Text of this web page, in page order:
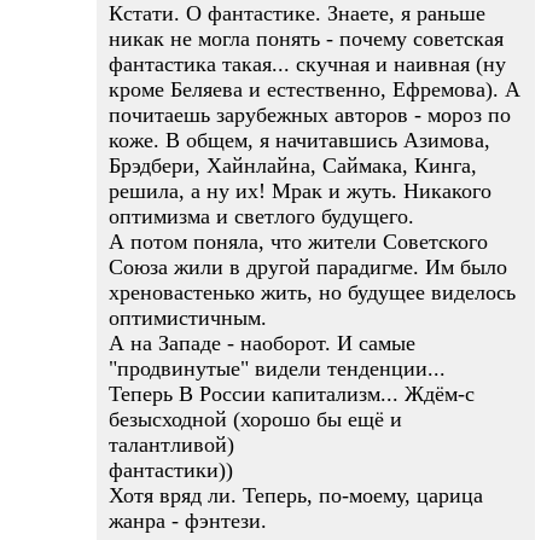
Кстати. О фантастике. Знаете, я раньше
никак не могла понять - почему советская
фантастика такая... скучная и наивная (ну
кроме Беляева и естественно, Ефремова). А
почитаешь зарубежных авторов - мороз по
коже. В общем, я начитавшись Азимова,
Брэдбери, Хайнлайна, Саймака, Кинга,
решила, а ну их! Мрак и жуть. Никакого
оптимизма и светлого будущего.
А потом поняла, что жители Советского
Союза жили в другой парадигме. Им было
хреновастенько жить, но будущее виделось
оптимистичным.
А на Западе - наоборот. И самые
"продвинутые" видели тенденции...
Теперь В России капитализм... Ждём-с
безысходной (хорошо бы ещё и
талантливой)
фантастики))
Хотя вряд ли. Теперь, по-моему, царица
жанра - фэнтези.